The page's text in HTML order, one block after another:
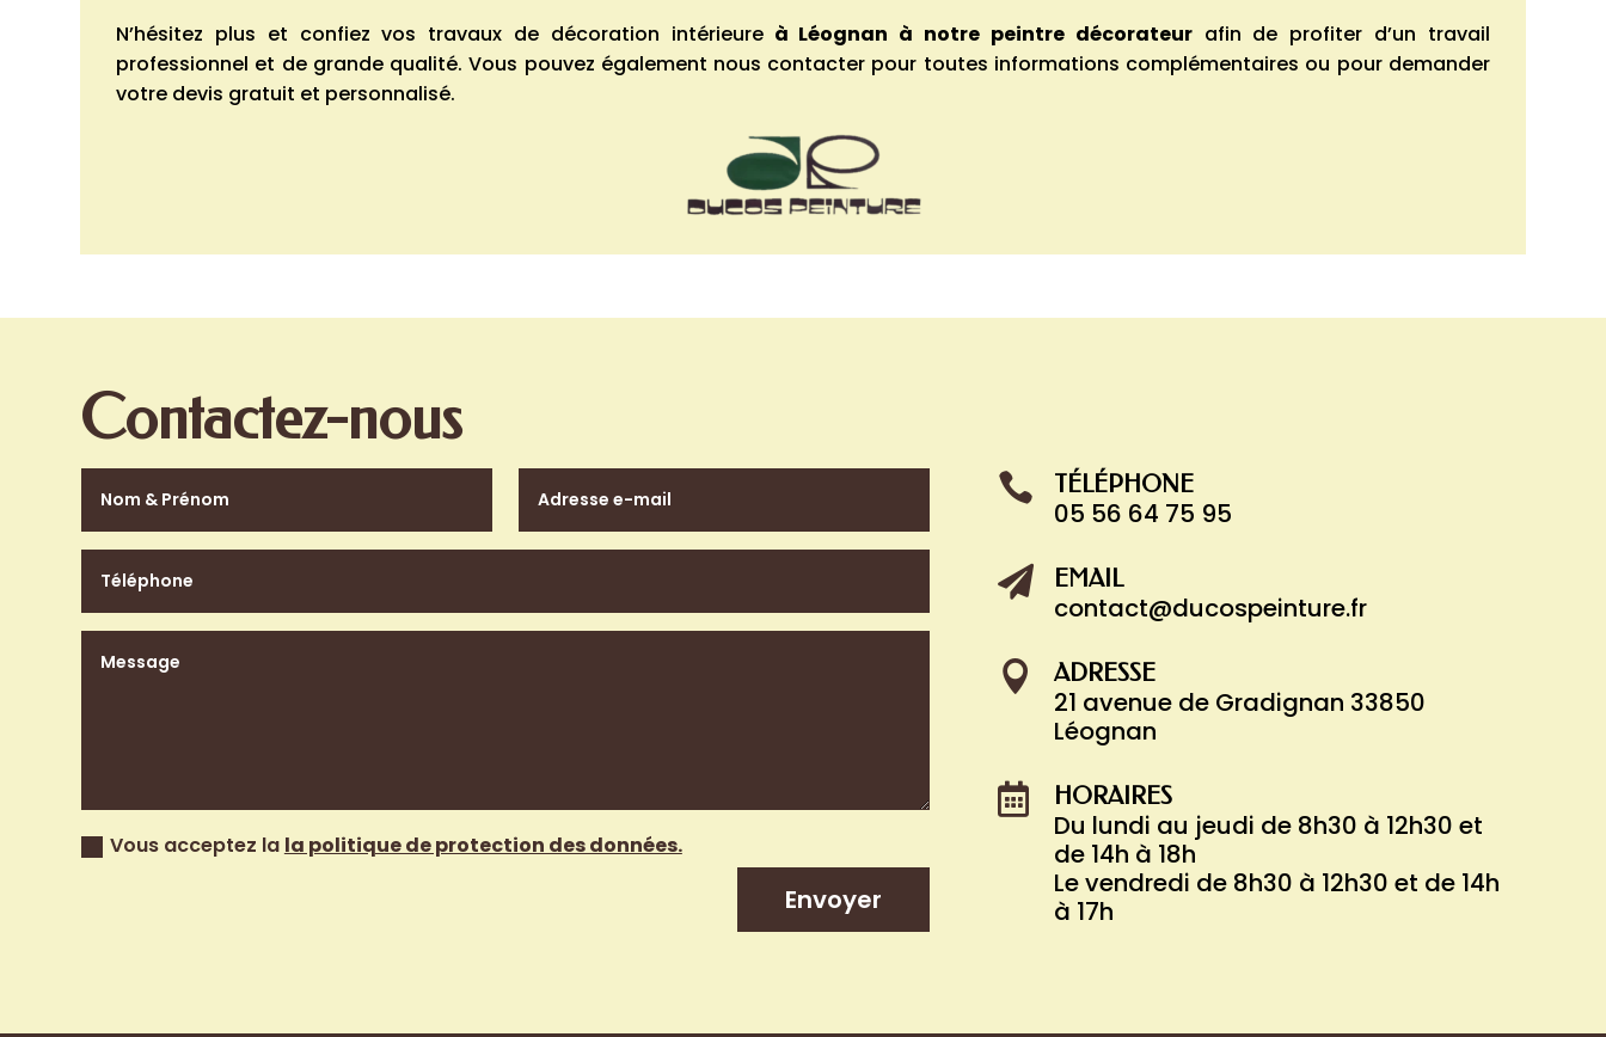
N’hésitez plus et confiez vos travaux de décoration intérieureà Léognan à notre peintre décorateurafin de profiter d’un travail
professionnel et de grande qualité. Vous pouvez également nous contacter pour toutes informations complémentaires ou pour demander
votre devis gratuit et personnalisé.
Contactez-nous
Vous acceptez la la politique de protection des données.
Envoyer
 TÉLÉPHONE
05 56 64 75 95
 EMAIL
contact@ducospeinture.fr
 ADRESSE
21 avenue de Gradignan 33850
Léognan
 HORAIRES
Du lundi au jeudi de 8h30 à 12h30 et
de 14h à 18h
Le vendredi de 8h30 à 12h30 et de 14h
à 17h